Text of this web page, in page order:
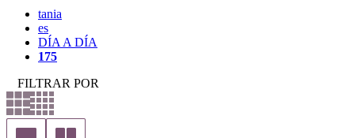
tania
es
DÍA A DÍA
175
FILTRAR POR